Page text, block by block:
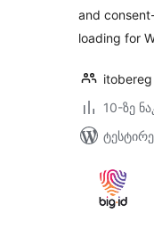
and
loading for
itobereg
10-ზე